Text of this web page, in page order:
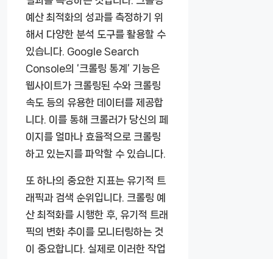
예산 최적화의 성과를 측정하기 위
해서 다양한 분석 도구를 활용할 수
있습니다. Google Search
Console의 ‘크롤링 통계’ 기능은
웹사이트가 크롤링된 수와 크롤링
속도 등의 유용한 데이터를 제공합
니다. 이를 통해 크롤러가 당신의 페
이지를 얼마나 효율적으로 크롤링
하고 있는지를 파악할 수 있습니다.
또 하나의 중요한 지표는 유기적 트
래픽과 검색 순위입니다. 크롤링 예
산 최적화를 시행한 후, 유기적 트래
픽의 변화 추이를 모니터링하는 것
이 중요합니다. 실제로 이러한 작업